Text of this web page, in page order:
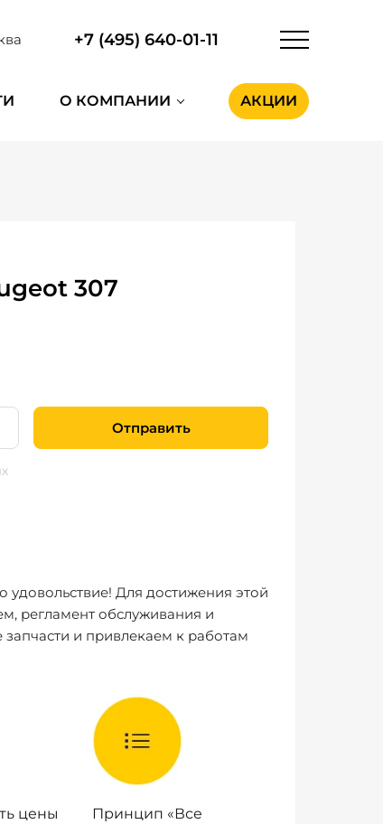
+7 (495) 640-01-11
О КОМПАНИИ АКЦИИ
307
Отправить
Для достижения этой
регламент обслуживания и
и привлекаем к работам
цены
Принцип «Все